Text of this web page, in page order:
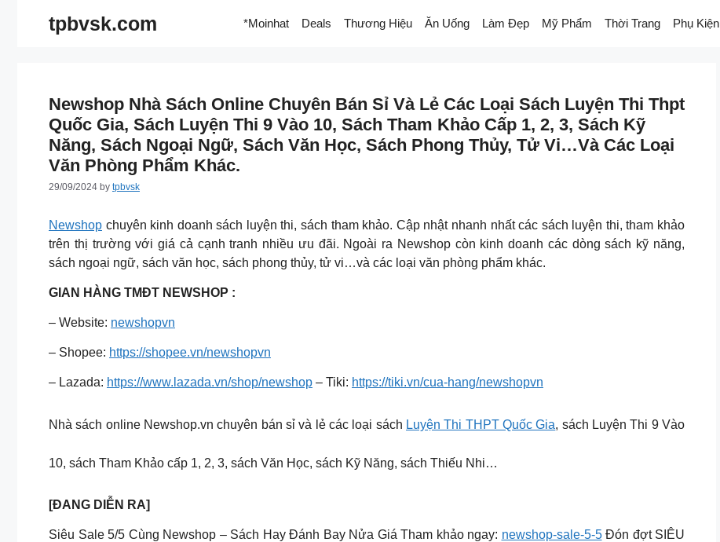
tpbvsk.com *Moinhat Deals Thương Hiệu Ăn Uống Làm Đẹp Mỹ Phẩm Thời Trang Phụ Kiện
Newshop Nhà Sách Online Chuyên Bán Sỉ Và Lẻ Các Loại Sách Luyện Thi Thpt
Quốc Gia, Sách Luyện Thi 9 Vào 10, Sách Tham Khảo Cấp 1, 2, 3, Sách Kỹ
Năng, Sách Ngoại Ngữ, Sách Văn Học, Sách Phong Thủy, Tử Vi…và Các Loại
Văn Phòng Phẩm Khác.
29/09/2024 by tpbvsk
Newshop chuyên kinh doanh sách luyện thi, sách tham khảo. Cập nhật nhanh nhất các sách luyện thi, tham khảo
trên thị trường với giá cả cạnh tranh nhiều ưu đãi. Ngoài ra Newshop còn kinh doanh các dòng sách kỹ năng,
sách ngoại ngữ, sách văn học, sách phong thủy, tử vi…và các loại văn phòng phẩm khác.
GIAN HÀNG TMĐT NEWSHOP :
– Website: newshopvn
– Shopee: https://shopee.vn/newshopvn
– Lazada: https://www.lazada.vn/shop/newshop – Tiki: https://tiki.vn/cua-hang/newshopvn
Nhà sách online Newshop.vn chuyên bán sỉ và lẻ các loại sách Luyện Thi THPT Quốc Gia, sách Luyện Thi 9 Vào
10, sách Tham Khảo cấp 1, 2, 3, sách Văn Học, sách Kỹ Năng, sách Thiếu Nhi…
[ĐANG DIỄN RA]
Siêu Sale 5/5 Cùng Newshop – Sách Hay Đánh Bay Nửa Giá Tham khảo ngay: newshop-sale-5-5Đón đợt SIÊU